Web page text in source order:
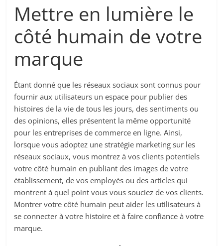
Mettre en lumière le
côté humain de votre
marque
Étant donné que les réseaux sociaux sont connus pour
fournir aux utilisateurs un espace pour publier des
histoires de la vie de tous les jours, des sentiments ou
des opinions, elles présentent la même opportunité
pour les entreprises de commerce en ligne. Ainsi,
lorsque vous adoptez une stratégie marketing sur les
réseaux sociaux, vous montrez à vos clients potentiels
votre côté humain en publiant des images de votre
établissement, de vos employés ou des articles qui
montrent à quel point vous vous souciez de vos clients.
Montrer votre côté humain peut aider les utilisateurs à
se connecter à votre histoire et à faire confiance à votre
marque.